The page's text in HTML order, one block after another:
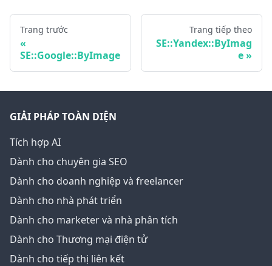
Trang trước
SE::Google::ByImage
Trang tiếp theo
SE::Yandex::ByImag
e
GIẢI PHÁP TOÀN DIỆN
Tích hợp AI
Dành cho chuyên gia SEO
Dành cho doanh nghiệp và freelancer
Dành cho nhà phát triển
Dành cho marketer và nhà phân tích
Dành cho Thương mại điện tử
Dành cho tiếp thị liên kết